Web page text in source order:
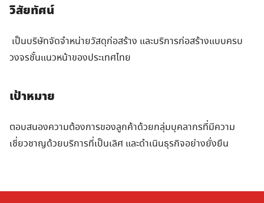
for:
วิสัยทัศน์
เป็นบริษัทจัดจำหน่ายวัสดุก่อสร้าง และบริการก่อสร้างแบบครบ
วงจรชั้นแนวหน้าของประเทศไทย
เป้าหมาย
ตอบสนองความต้องการของลูกค้าด้วยกลุ่มบุคลากรที่มีความ
เชี่ยวชาญด้วยบริการที่เป็นเลิศ และดำเนินธุรกิจอย่างยั่งยืน